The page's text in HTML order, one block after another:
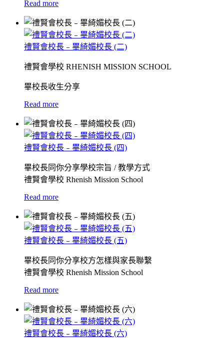
Read more
禮賢會校長﹣畢綺媚校長 (二)
禮賢會學校 RHENISH MISSION SCHOOL
畢校長收生分享
Read more
禮賢會校長﹣畢綺媚校長 (四)
畢校長同你分享學校宗旨 / 教學方式
禮賢會學校 Rhenish Mission School
Read more
禮賢會校長﹣畢綺媚校長 (五)
畢校長同你分享校方怎樣與家長聯繫
禮賢會學校 Rhenish Mission School
Read more
禮賢會校長﹣畢綺媚校長 (六)